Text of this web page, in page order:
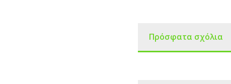
Πρόσφατα σχόλια